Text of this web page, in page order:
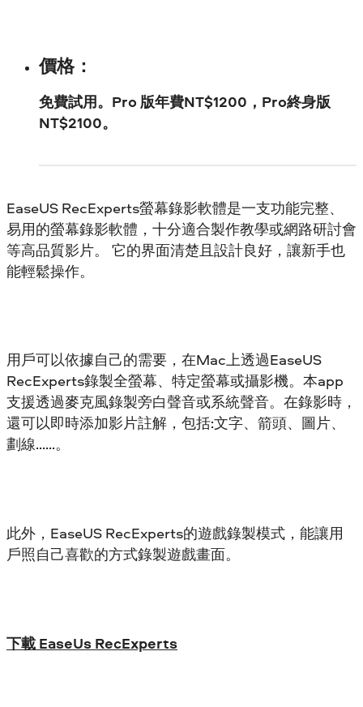
價格：
免費試用。Pro 版年費NT$1200，Pro終身版
NT$2100。
EaseUS RecExperts螢幕錄影軟體是一支功能完整、
易用的螢幕錄影軟體，十分適合製作教學或網路研討會
等高品質影片。 它的界面清楚且設計良好，讓新手也
能輕鬆操作。
用戶可以依據自己的需要，在Mac上透過EaseUS
RecExperts錄製全螢幕、特定螢幕或攝影機。本app
支援透過麥克風錄製旁白聲音或系統聲音。在錄影時，
還可以即時添加影片註解，包括:文字、箭頭、圖片、
劃線……。
此外，EaseUS RecExperts的遊戲錄製模式，能讓用
戶照自己喜歡的方式錄製遊戲畫面。
下載 EaseUs RecExperts